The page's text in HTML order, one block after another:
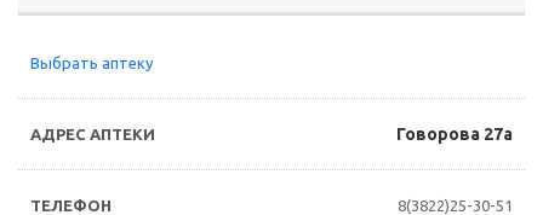
Выбрать аптеку
Говорова 27а
8(3822)25-30-51